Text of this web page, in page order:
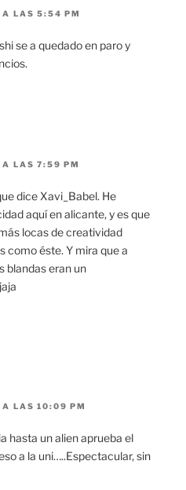
LAS 5:54 PM
se a quedado en paro y
LAS 7:59 PM
dice Xavi_Babel. He
aquí en alicante, y es que
locas de creatividad
como éste. Y mira que a
blandas eran un
LAS 10:09 PM
hasta un alien aprueba el
a la uni…..Espectacular, sin